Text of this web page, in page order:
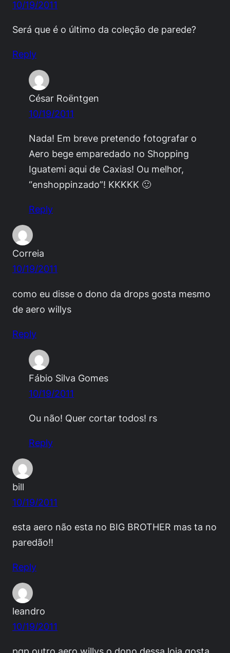
10/19/2011
Será que é o último da coleção de parede?
Reply
César Roëntgen
10/19/2011
Nada! Em breve pretendo fotografar o
Aero bege emparedado no Shopping
Iguatemi aqui de Caxias! Ou melhor,
“enshoppinzado”! KKKKK 🙂
Reply
Correia
10/19/2011
como eu disse o dono da drops gosta mesmo
de aero willys
Reply
Fábio Silva Gomes
10/19/2011
Ou não! Quer cortar todos! rs
Reply
bill
10/19/2011
esta aero não esta no BIG BROTHER mas ta no
paredão!!
Reply
leandro
10/19/2011